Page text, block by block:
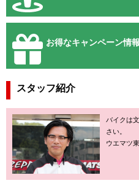
お得なキャンペーン情
スタッフ紹介
バイクは
さい。
ウエマツ